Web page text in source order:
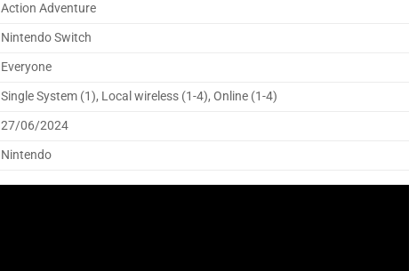
Action Adventure
Nintendo Switch
Everyone
Single System (1), Local wireless (1-4), Online (1-4)
27/06/2024
Nintendo